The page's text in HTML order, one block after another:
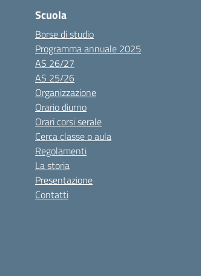
Scuola
Borse di studio
Programma annuale 2025
AS 26/27
AS 25/26
Organizzazione
Orario diurno
Orari corsi serale
Cerca classe o aula
Regolamenti
La storia
Presentazione
Contatti